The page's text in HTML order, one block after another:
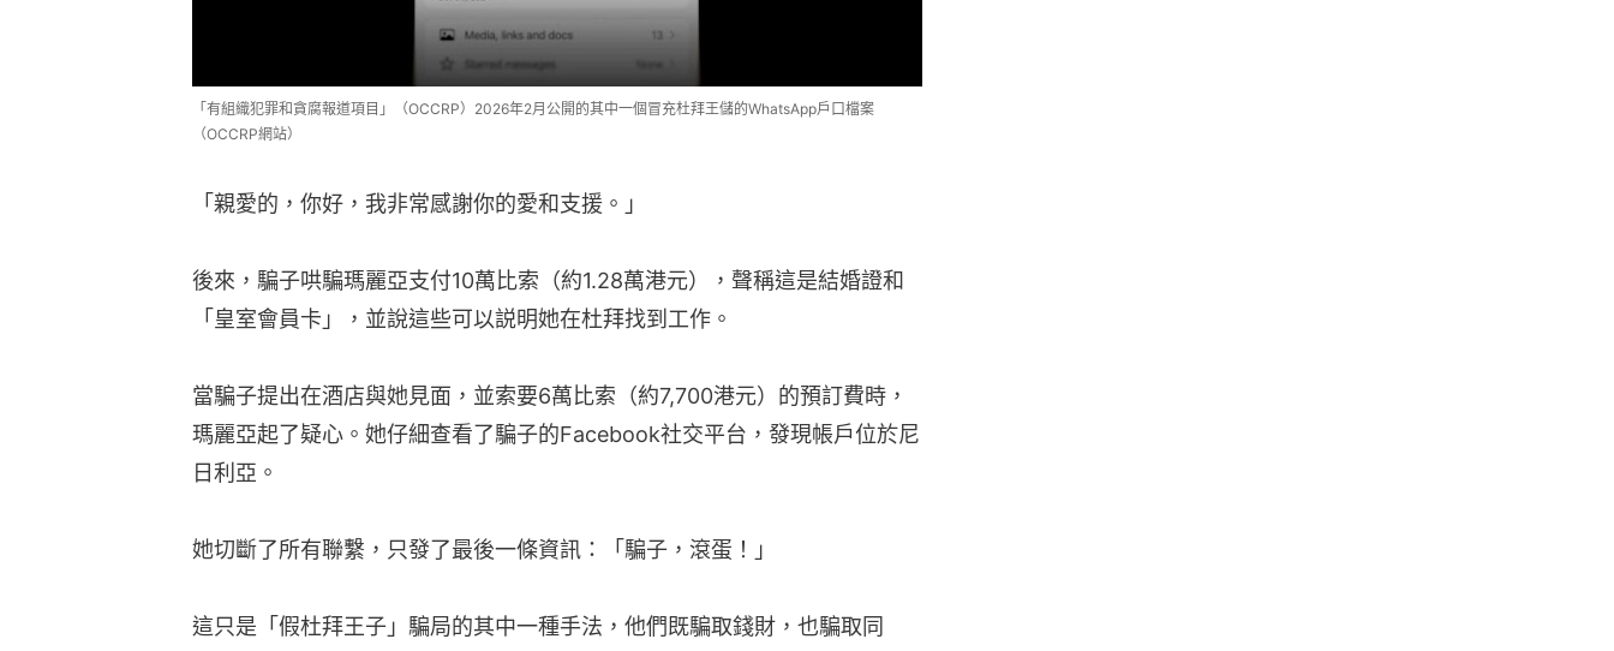
「有組織犯罪和貪腐報道項目」（OCCRP）2026年2月公開的其中一個冒充杜拜王儲的WhatsApp戶口檔案
（OCCRP網站）
「親愛的，你好，我非常感謝你的愛和支援。」
後來，騙子哄騙瑪麗亞支付10萬比索（約1.28萬港元），聲稱這是結婚證和
「皇室會員卡」，並說這些可以説明她在杜拜找到工作。
當騙子提出在酒店與她見面，並索要6萬比索（約7,700港元）的預訂費時，
瑪麗亞起了疑心。她仔細查看了騙子的Facebook社交平台，發現帳戶位於尼
日利亞。
她切斷了所有聯繫，只發了最後一條資訊：「騙子，滾蛋！」
這只是「假杜拜王子」騙局的其中一種手法，他們既騙取錢財，也騙取同